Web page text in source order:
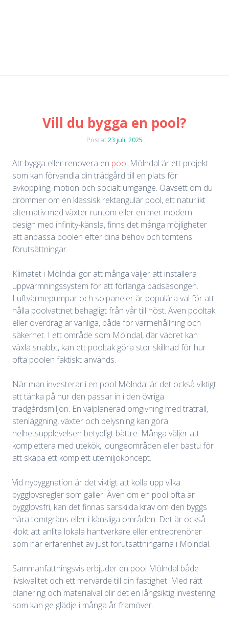
Vill du bygga en pool?
Postat23 juli, 2025
Att bygga eller renovera en pool Mölndal är ett projekt
som kan förvandla din trädgård till en plats för
avkoppling, motion och socialt umgänge. Oavsett om du
drömmer om en klassisk rektangulär pool, ett naturlikt
alternativ med växter runtom eller en mer modern
design med infinity-känsla, finns det många möjligheter
att anpassa poolen efter dina behov och tomtens
förutsättningar.
Klimatet i Mölndal gör att många väljer att installera
uppvärmningssystem för att förlänga badsäsongen.
Luftvärmepumpar och solpaneler är populära val för att
hålla poolvattnet behagligt från vår till höst. Även pooltak
eller överdrag är vanliga, både för värmehållning och
säkerhet. I ett område som Mölndal, där vädret kan
växla snabbt, kan ett pooltak göra stor skillnad för hur
ofta poolen faktiskt används.
När man investerar i en pool Mölndal är det också viktigt
att tänka på hur den passar in i den övriga
trädgårdsmiljön. En välplanerad omgivning med trätrall,
stenläggning, växter och belysning kan göra
helhetsupplevelsen betydligt bättre. Många väljer att
komplettera med utekök, loungeområden eller bastu för
att skapa ett komplett utemiljökoncept.
Vid nybyggnation är det viktigt att kolla upp vilka
bygglovsregler som gäller. Även om en pool ofta är
bygglovsfri, kan det finnas särskilda krav om den byggs
nära tomtgräns eller i känsliga områden. Det är också
klokt att anlita lokala hantverkare eller entreprenörer
som har erfarenhet av just förutsättningarna i Mölndal.
Sammanfattningsvis erbjuder en pool Mölndal både
livskvalitet och ett mervärde till din fastighet. Med rätt
planering och materialval blir det en långsiktig investering
som kan ge glädje i många år framöver.